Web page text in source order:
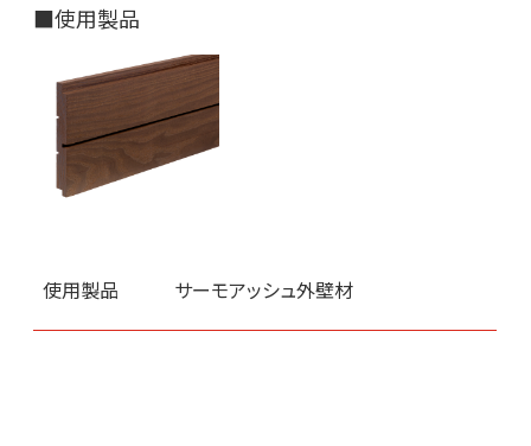
使用製品 サーモアッシュ外壁材
■使用製品